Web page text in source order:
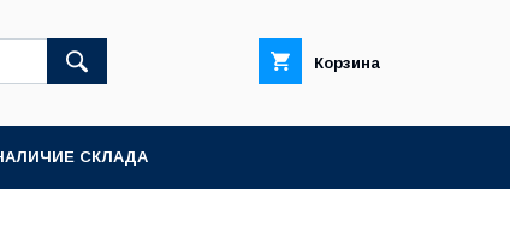
Корзина
СКЛАДА